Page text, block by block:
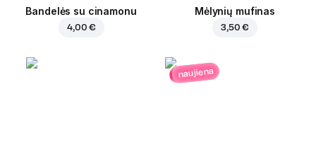
Bandelės su cinamonu
4,00 €
Mėlynių mufinas
3,50 €
naujiena